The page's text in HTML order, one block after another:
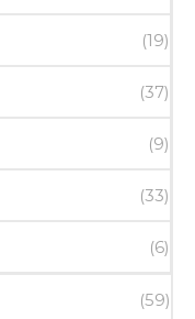
(19)
(37)
(9)
(33)
(6)
(59)